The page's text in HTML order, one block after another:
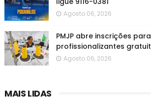
Agosto 06, 2026
PMJP abre inscrições
profissionalizantes
Agosto 06, 2026
MAIS LIDAS